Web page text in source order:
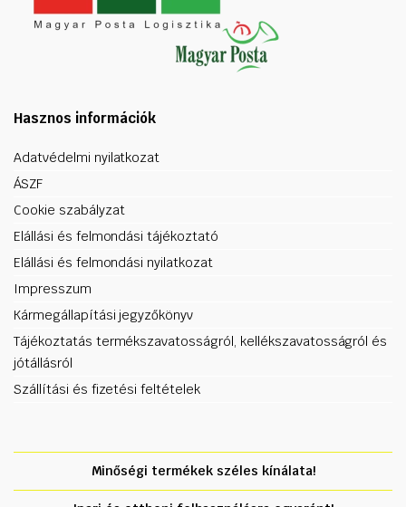
Hasznos információk
Adatvédelmi nyilatkozat
ÁSZF
Cookie szabályzat
Elállási és felmondási tájékoztató
Elállási és felmondási nyilatkozat
Impresszum
Kármegállapítási jegyzőkönyv
Tájékoztatás termékszavatosságról, kellékszavatosságról és
jótállásról
Szállítási és fizetési feltételek
Minőségi termékek széles kínálata!